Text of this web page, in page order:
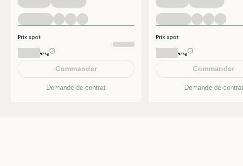
Prix spot
€/kg
Commander
Demande de contrat
Prix spot
€/kg
Commander
Demande de contrat